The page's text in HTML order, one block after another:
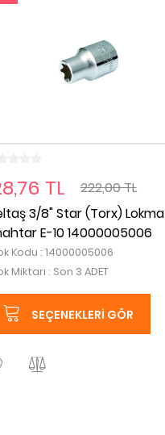
TL
222,00 TL
3/8" Star (Torx) Lokma
E-10 14000005006
Kodu : 14000005006
Miktarı : Son 3 ADET
SEÇENEKLERI GÖR